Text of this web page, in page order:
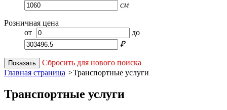
см
Розничная цена
от
до
₽
Показать
Сбросить для нового поиска
Главная страница >Транспортные услуги
Транспортные услуги